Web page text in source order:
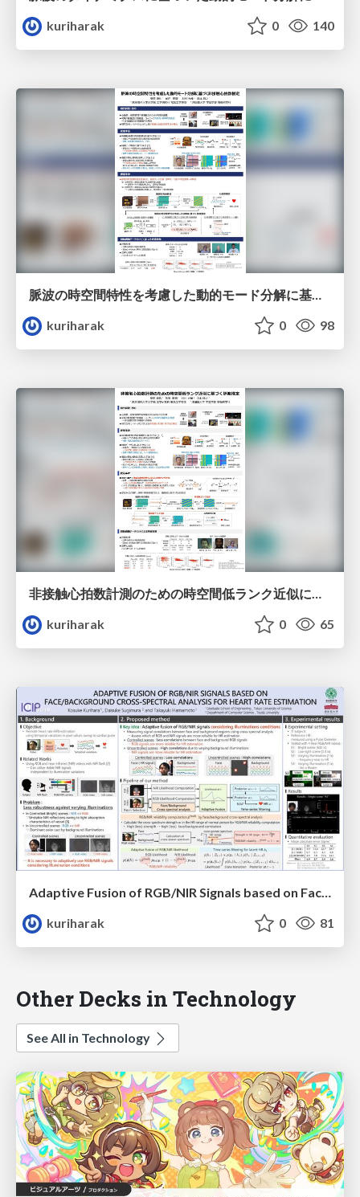
kuriharak
0 140
kuriharak
0 98
非接触心拍数計測のための時空間低ランク近似に基づく脈波推定
kuriharak
0 65
Adaptive Fusion of RGB/NIR Signals based on Face/Background Cross-spectral Analysis for Heart Rate Estimation
kuriharak
0 81
Other Decks in Technology
See All in Technology